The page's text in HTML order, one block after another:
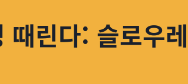
때린다: 슬로우